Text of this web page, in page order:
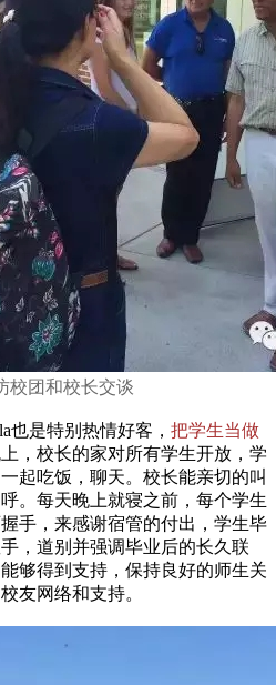
校团和校长交谈
也是特别热情好客， 把学生当做
，校长的家对所有学生开放，学
起吃饭，聊天。校长能亲切的叫
。每天晚上就寝之前，每个学生
手，来感谢宿管的付出，学生毕
，道别并强调毕业后的长久联
够得到支持，保持良好的师生关
友网络和支持。